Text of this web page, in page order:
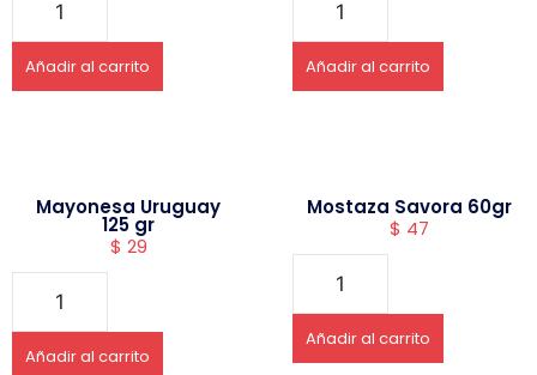
Añadir al carrito Añadir al carrito
Mayonesa Uruguay
125 gr
$ 29
Añadir al carrito
Mostaza Savora 60gr
$ 47
Añadir al carrito